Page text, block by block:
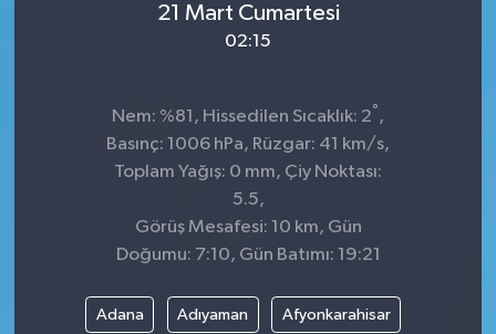
21 Mart Cumartesi
02:15
Nem: %81, Hissedilen Sıcaklık: 2° ,
Basınç: 1006 hPa, Rüzgar: 41 km/s,
Toplam Yağış: 0 mm, Çiy Noktası:
5.5,
Görüş Mesafesi: 10 km, Gün
Doğumu: 7:10, Gün Batımı: 19:21
Adana Adıyaman Afyonkarahisar